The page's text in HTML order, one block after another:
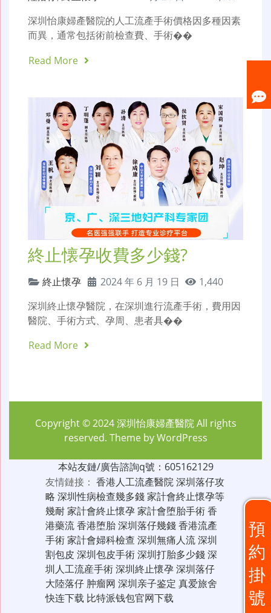
深圳怡康婦產醫院的人工流產手術價格因多種因素
而異，通常包括術前檢查費、手術��
Read More
終止懐孕收費多少錢?
終止懷孕 2024 年 6 月 19 日
1,440
深圳終止懷孕醫院，在深圳進行流產手術，費用因
醫院、手術方式、孕周、患者具��
Read More
預
約
掛
號
Copyright © 2024深圳怡康婦產醫院All rights
reserved. Theme byWordPress
本站友鏈/廣告諮詢q號：605162129
友情鏈接： 香港人工流產醫院深圳落仔攻
略 深圳性病檢查幾多錢家計會終止懷孕等
幾耐家計會終止懷孕家計會堕胎手術香
港藥流香港堕胎深圳落仔幾錢香港流產
手術家計會婦科檢查 深圳無痛人流深圳
割包皮 深圳包皮手術深圳打胎多少錢深
圳人工流産手術深圳終止懷孕深圳落仔
大陸落仔肿瘤网 深圳亲子鉴定 真爱旅舍
快连下载 比特派钱包官网下载